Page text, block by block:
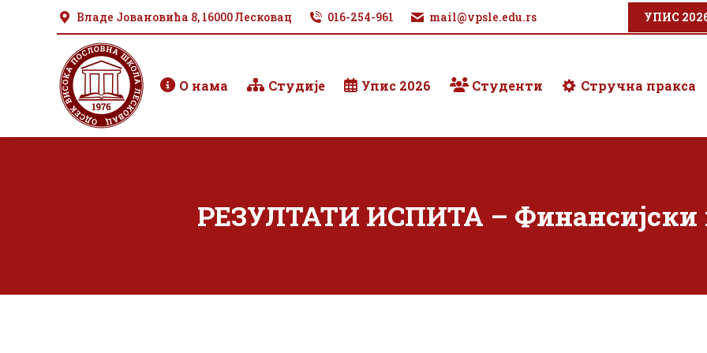
Владе Јовановића 8, 16000 Лесковац 016-254-961 mail@vpsle.edu.rs УПИС
О нама Студије Упис 2026 Студенти Стручна пракса
РЕЗУЛТАТИ ИСПИТА –